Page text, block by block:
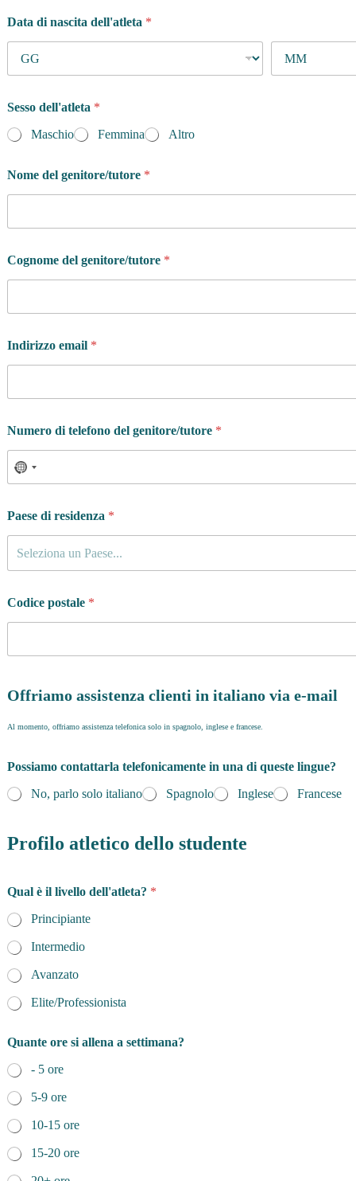
Data di nascita dell'atleta *
Sesso dell'atleta *
Maschio
Femmina Altro
Nome del genitore/tutore *
Cognome del genitore/tutore *
Indirizzo email *
Numero di telefono del genitore/tutore *
Paese di residenza *
Seleziona un Paese...
Codice postale *
Offriamo assistenza clienti in italiano via e-mail
Al momento, offriamo assistenza telefonica solo in spagnolo, inglese e francese.
Possiamo contattarla telefonicamente in una di queste lingue?
No, parlo solo italiano
Spagnolo Inglese Francese
Profilo atletico dello studente
Qual è il livello dell'atleta? *
Principiante
Intermedio
Avanzato
Elite/Professionista
Quante ore si allena a settimana?
- 5 ore
5-9 ore
10-15 ore
15-20 ore